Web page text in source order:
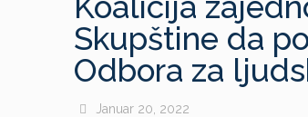
Skupštine da
Odbora za
Januar 20, 2022